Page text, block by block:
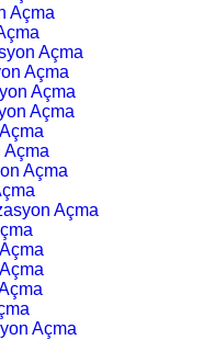
Açma
Açma
Açma
Açma
Açma
Açma
Açma
Açma
Açma